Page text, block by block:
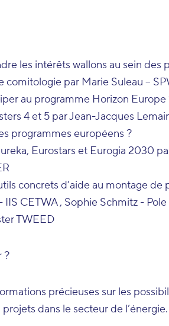
les intérêts wallons au sein des
comitologie par Marie Suleau –
au programme Horizon Europe
4 et 5 par Jean-Jacques
programmes européens ?
Eurostars et Eurogia 2030
concrets d’aide au montage de
CETWA , Sophie Schmitz -
TWEED
?
précieuses sur les
dans le secteur de l’énergie.